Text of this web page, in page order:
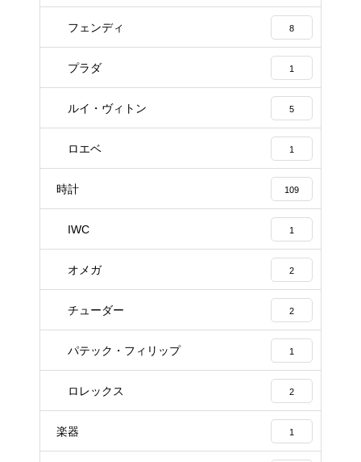
フェンディ 8
プラダ 1
ルイ・ヴィトン 5
ロエベ 1
時計 109
IWC 1
オメガ 2
チューダー 2
パテック・フィリップ 1
ロレックス 2
楽器 1